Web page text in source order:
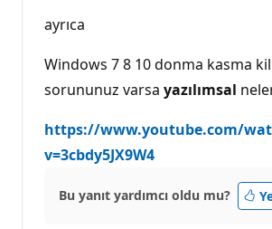
ayrıca
Windows 7 8 10 donma kasma
sorununuz varsa yazılımsal
https://www.youtube.com/
v=3cbdy5JX9W4
Bu yanıt yardımcı oldu mu?